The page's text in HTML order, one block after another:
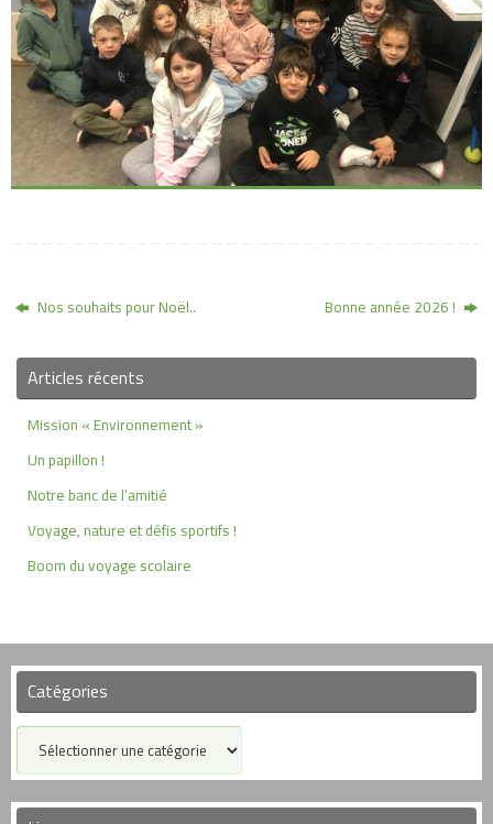
Nos souhaits pour Noël.. Bonne année 2026 !
Articles récents
Mission « Environnement »
Un papillon !
Notre banc de l’amitié
Voyage, nature et défis sportifs !
Boom du voyage scolaire
Catégories